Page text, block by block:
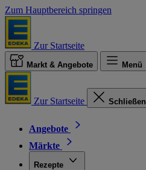
Zum Hauptbereich springen
Zur Startseite
Markt & Angebote Menü
Zur Startseite Schließen
Angebote
Märkte
Rezepte